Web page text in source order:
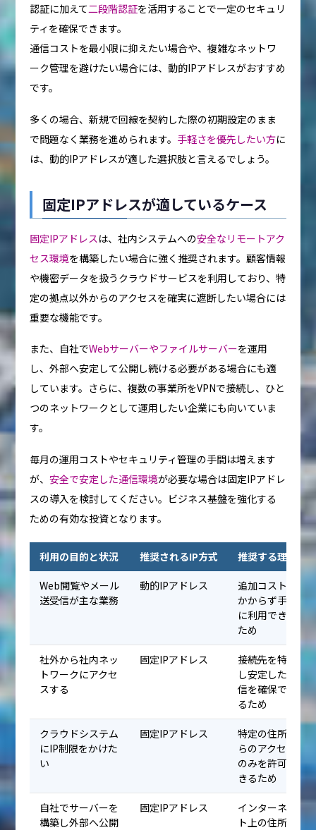
認証に加えて二段階認証を活用することで一定のセキュリ
ティを確保できます。
通信コストを最小限に抑えたい場合や、複雑なネットワ
ーク管理を避けたい場合には、動的IPアドレスがおすすめ
です。
多くの場合、新規で回線を契約した際の初期設定のまま
で問題なく業務を進められます。 手軽さを優先したい方に
は、動的IPアドレスが適した選択肢と言えるでしょう。
固定IPアドレスが適しているケース
固定IPアドレス は、社内システムへの安全なリモートアク
セス環境を構築したい場合に強く推奨されます。顧客情報
や機密データを扱うクラウドサービスを利用しており、特
定の拠点以外からのアクセスを確実に遮断したい場合には
重要な機能です。
また、自社でWebサーバーやファイルサーバーを運用
し、外部へ安定して公開し続ける必要がある場合にも適
しています。さらに、複数の事業所をVPNで接続し、ひと
つのネットワークとして運用したい企業にも向いていま
す。
毎月の運用コストやセキュリティ管理の手間は増えます
が、安全で安定した通信環境が必要な場合は固定IPアドレ
スの導入を検討してください。ビジネス基盤を強化する
ための有効な投資となります。
利用の目的と状況 推奨されるIP方式 推奨する理由
Web閲覧やメール
送受信が主な業務
動的IPアドレス
追加コストが
かからず手軽
に利用できる
ため
社外から社内ネッ
トワークにアクセ
スする
固定IPアドレス
接続先を特定
し安定した通
信を確保でき
るため
クラウドシステム
にIP制限をかけた
い
固定IPアドレス
特定の住所か
らのアクセス
のみを許可で
きるため
自社でサーバーを
構築し外部へ公開
固定IPアドレス
インターネッ
ト上の住所を